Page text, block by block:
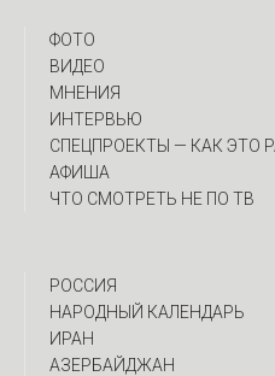
ФОТО
ВИДЕО
МНЕНИЯ
ИНТЕРВЬЮ
CПЕЦПРОЕКТЫ — КАК ЭТО
АФИША
ЧТО СМОТРЕТЬ НЕ ПО ТВ
РОССИЯ
НАРОДНЫЙ КАЛЕНДАРЬ
ИРАН
АЗЕРБАЙДЖАН